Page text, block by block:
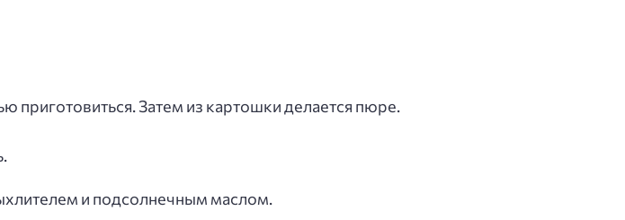
Затем из картошки делается пюре.
и подсолнечным маслом.